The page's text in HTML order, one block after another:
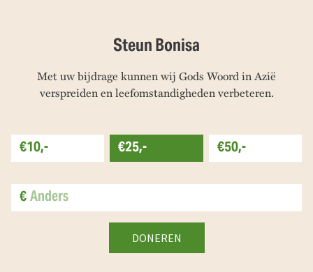
Steun Bonisa
Met uw bijdrage kunnen wij Gods Woord in Azië
verspreiden en leefomstandigheden verbeteren.
€10,- €25,-
€50,-
€